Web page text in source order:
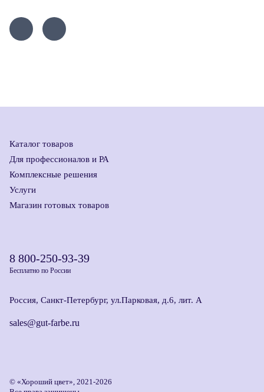
Каталог товаров
Для профессионалов и РА
Комплексные решения
Услуги
Магазин готовых товаров
8 800-250-93-39
Бесплатно по России
Россия, Санкт-Петербург, ул.Парковая, д.6, лит. А
sales@gut-farbe.ru
© «Хороший цвет», 2021-2026